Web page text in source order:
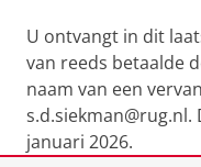
U ontvangt in dit
van reeds betaalde
naam van een
januari 2026.